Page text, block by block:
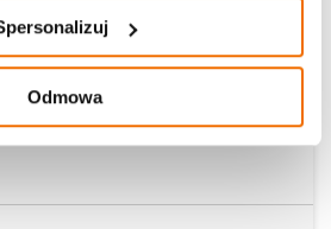
Odmowa
Janome JUNO E1015